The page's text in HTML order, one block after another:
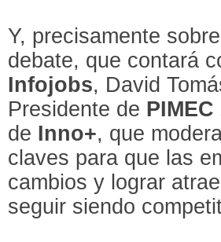
Y, precisamente
debate, que contará
Infojobs, David
Presidente de
de Inno+, que
claves para que las
cambios y lograr
seguir siendo